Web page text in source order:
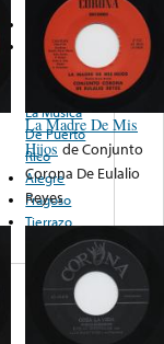
La Madre De Mis
Hijos deConjunto
Corona De Eulalio
Reyes
M. F. Records
Fundacion
Para El
Adelanto De
La Musica
De Puerto
Rico
Alegre
Fragoso
Tierrazo